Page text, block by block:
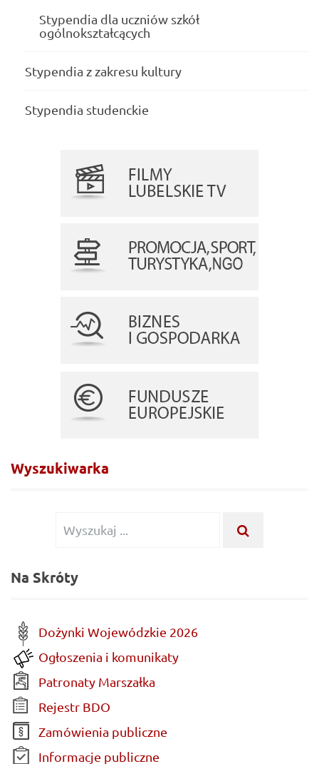
Stypendia dla uczniów szkół
ogólnokształcących
Stypendia z zakresu kultury
Stypendia studenckie
Wyszukiwarka
Wyszukiwanie
Na Skróty
Dożynki Wojewódzkie 2026
Ogłoszenia i komunikaty
Patronaty Marszałka
Rejestr BDO
Zamówienia publiczne
Informacje publiczne